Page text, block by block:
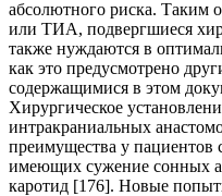
абсолютного риска. Таким
или ТИА, подвергшиеся
также нуждаются в
как это предусмотрено
содержащимися в этом
Хирургическое
интракраниальных
преимущества у пациентов
имеющих сужение сонных
каротид [176]. Новые